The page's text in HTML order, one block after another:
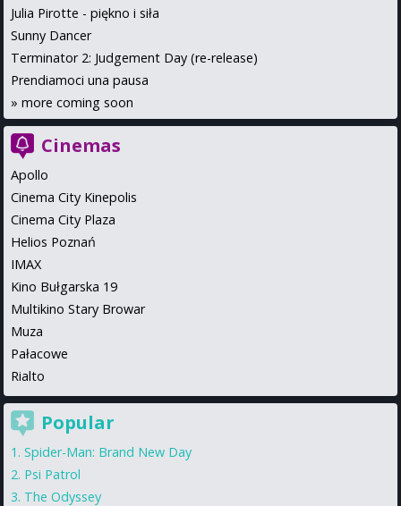
Julia Pirotte - piękno i siła
Sunny Dancer
Terminator 2: Judgement Day (re-release)
Prendiamoci una pausa
» more coming soon
Cinemas
Apollo
Cinema City Kinepolis
Cinema City Plaza
Helios Poznań
IMAX
Kino Bułgarska 19
Multikino Stary Browar
Muza
Pałacowe
Rialto
Popular
Spider-Man: Brand New Day
Psi Patrol
The Odyssey